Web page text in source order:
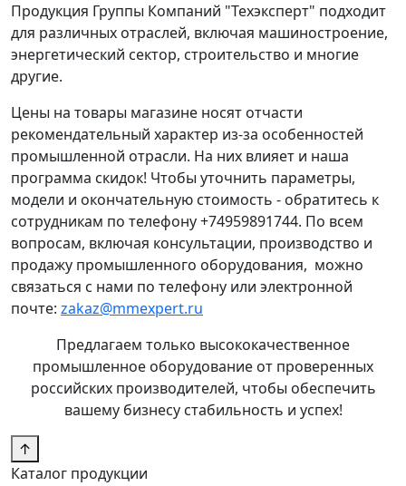
Продукция Группы Компаний "Техэксперт" подходит
для различных отраслей, включая машиностроение,
энергетический сектор, строительство и многие
другие.
Цены на товары магазине носят отчасти
рекомендательный характер из-за особенностей
промышленной отрасли. На них влияет и наша
программа скидок! Чтобы уточнить параметры,
модели и окончательную стоимость - обратитесь к
сотрудникам по телефону +74959891744. По всем
вопросам, включая консультации, производство и
продажу промышленного оборудования, можно
связаться с нами по телефону или электронной
почте: zakaz@mmexpert.ru
Предлагаем только высококачественное
промышленное оборудование от проверенных
российских производителей, чтобы обеспечить
вашему бизнесу стабильность и успех!
↑
Каталог продукции